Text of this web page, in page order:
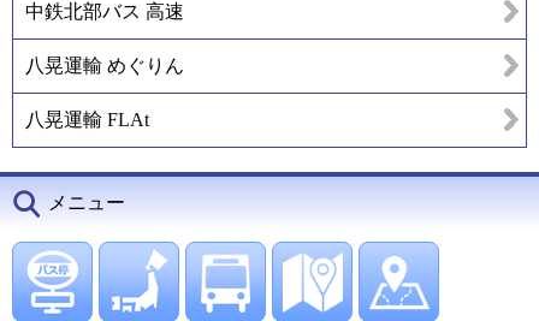
中鉄北部バス 高速
八晃運輸 めぐりん
八晃運輸 FLAt
メニュー